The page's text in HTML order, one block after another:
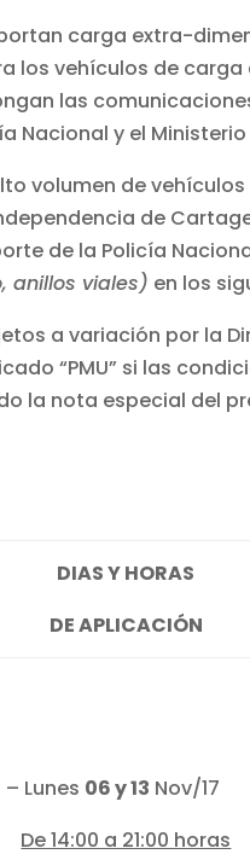
carga extra-
los vehículos de carga
las
Nacional y el
volumen de
de
de la Policía
anillos viales) en los
a variación por la
“PMU” si las
la nota especial del
DIAS Y HORAS
DE APLICACIÓN
– Lunes 06 y 13 Nov/17
De 14:00 a 21:00 horas